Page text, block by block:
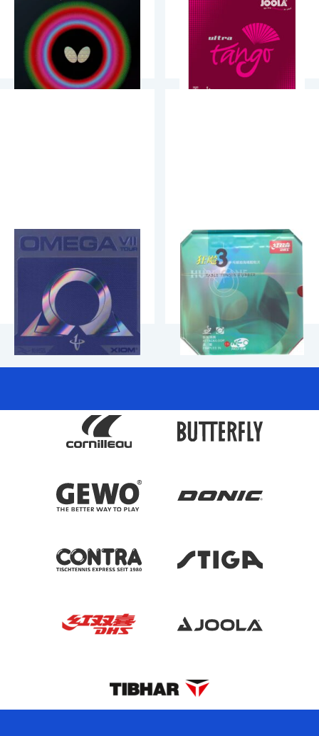
Butterfly Dignics 64
Kummid
79.90
77.99€
Joola Tango Ultra
Kummid
44.90€
Xiom Omega VII Tour
Kummid
69.90 €
DHS Hurricane 3 Neo
Kummid
34.90€